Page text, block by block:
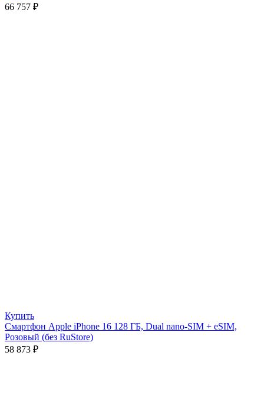
66 757 ₽
Купить
Смартфон Apple iPhone 16 128 ГБ, Dual nano-SIM + eSIM,
Розовый (без RuStore)
58 873 ₽